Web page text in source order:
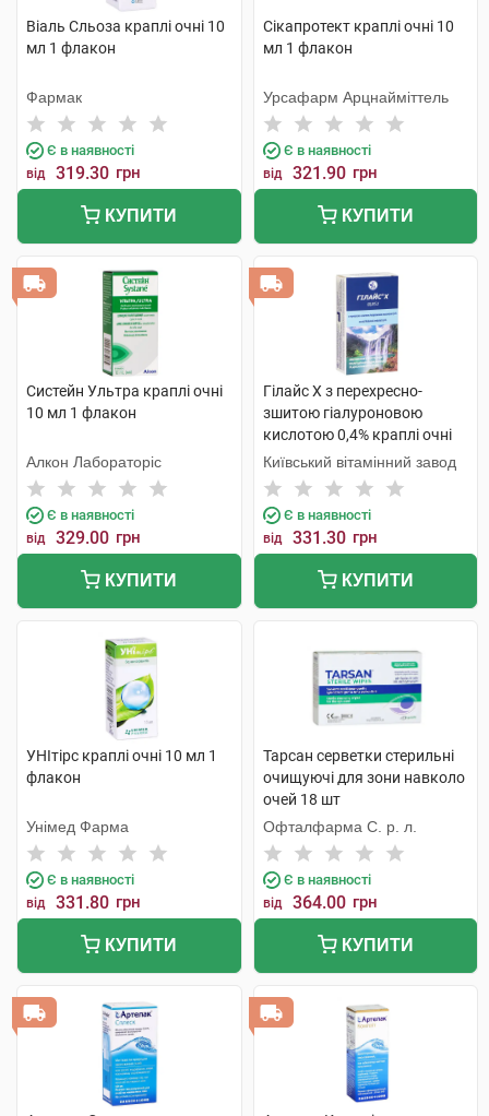
Віаль Сльоза краплі очні 10
мл 1 флакон
Фармак
Є в наявності
від 319.30 грн
КУПИТИ
Сікапротект краплі очні 10
мл 1 флакон
Урсафарм Арцнайміттель
Є в наявності
від 321.90 грн
КУПИТИ
Систейн Ультра краплі очні
10 мл 1 флакон
Алкон Лабораторіс
Є в наявності
від 329.00 грн
КУПИТИ
Гілайс Х з перехресно-
зшитою гіалуроновою
кислотою 0,4% краплі очні
10 мл 1 флакон
Київський вітамінний завод
Є в наявності
від 331.30 грн
КУПИТИ
УНІтірс краплі очні 10 мл 1
флакон
Унімед Фарма
Є в наявності
від 331.80 грн
КУПИТИ
Тарсан серветки стерильні
очищуючі для зони навколо
очей 18 шт
Офталфарма С. р. л.
Є в наявності
від 364.00 грн
КУПИТИ